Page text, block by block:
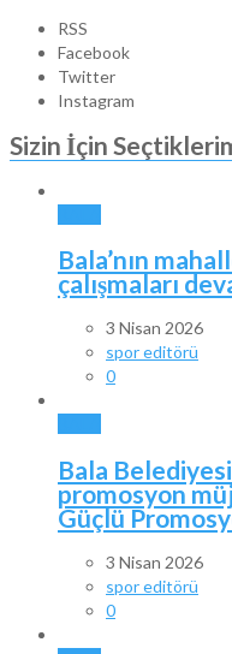
RSS
Facebook
Twitter
Instagram
Sizin İçin
Bala’nın
çalışmaları
3 Nisan 2026
spor editörü
0
Bala
promosyon
Güçlü
3 Nisan 2026
spor editörü
0